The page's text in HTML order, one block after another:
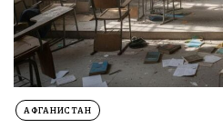
АФГАНИСТАН